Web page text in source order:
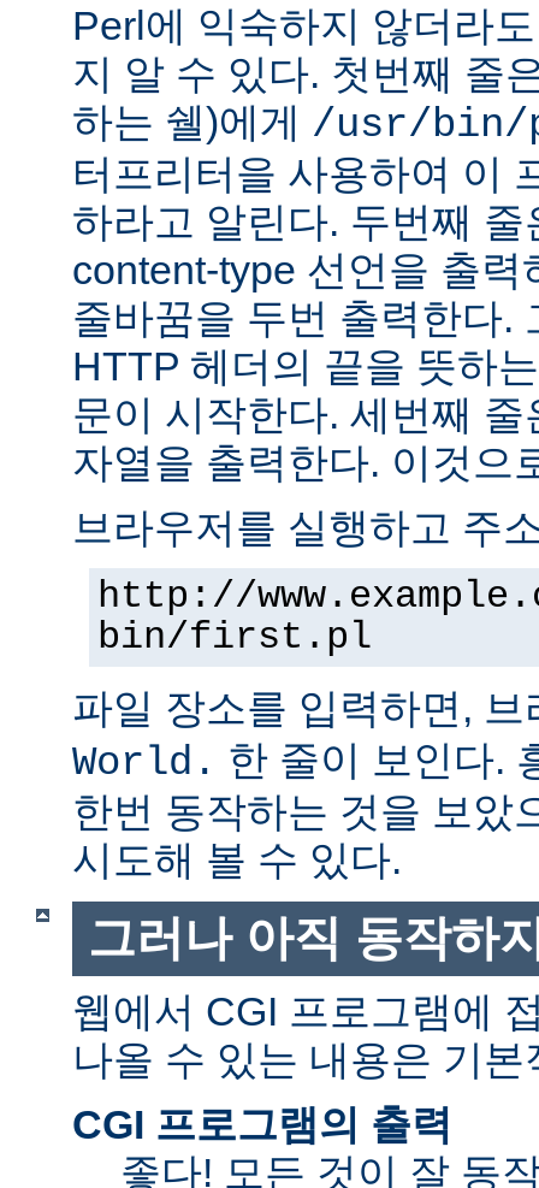
Perl에 익숙하지 않더라
지 알 수 있다. 첫번째 줄
하는 쉘)에게 /usr/bin/
터프리터을 사용하여 이
하라고 알린다. 두번째 줄
content-type 선언을 출
줄바꿈을 두번 출력한다.
HTTP 헤더의 끝을 뜻하
문이 시작한다. 세번째
자열을 출력한다. 이것으
브라우저를 실행하고 주
http://
bin/first.pl
파일 장소를 입력하면,
World. 한 줄이 보인다.
한번 동작하는 것을 보았
시도해 볼 수 있다.
그러나 아직 동작하
웹에서 CGI 프로그램에
나올 수 있는 내용은 기
CGI 프로그램의 출력
좋다! 모든 것이 잘 동